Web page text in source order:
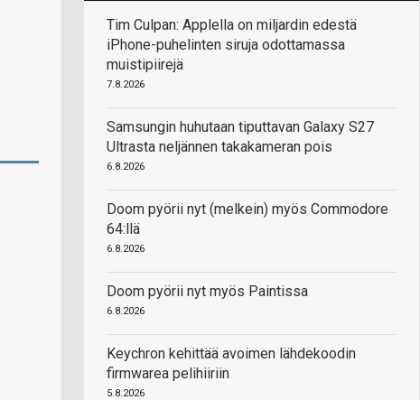
Tim Culpan: Applella on miljardin edestä
iPhone-puhelinten siruja odottamassa
muistipiirejä
7.8.2026
Samsungin huhutaan tiputtavan Galaxy S27
Ultrasta neljännen takakameran pois
6.8.2026
Doom pyörii nyt (melkein) myös Commodore
64:llä
6.8.2026
Doom pyörii nyt myös Paintissa
6.8.2026
Keychron kehittää avoimen lähdekoodin
firmwarea pelihiiriin
5.8.2026